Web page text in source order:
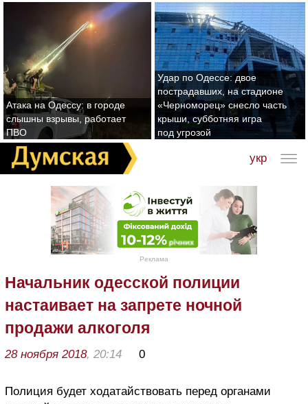
Атака на Одессу: в городе
слышны взрывы, работает
ПВО
Удар по Одессе: двое
пострадавших, на стадионе
«Черноморец» снесло часть
крыши, субботняя игра
под угрозой
укр
Реклама
Начальник одесской полиции
настаивает на запрете ночной
продажи алкоголя
28 ноября 2018, 20:14 0
Полиция будет ходатайствовать перед органами